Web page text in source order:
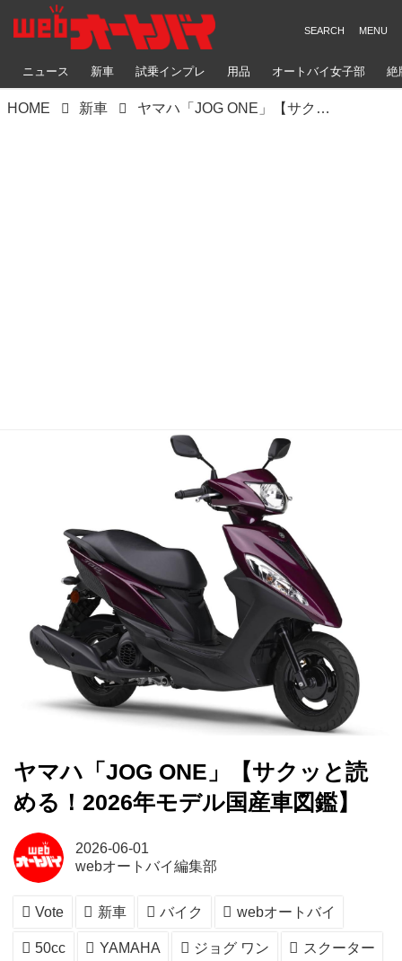
ニュース 新車 試乗インプレ 用品 オートバイ女子部 絶
HOME 新車 ヤマハ「JOG ONE」【サクッと読める！2026年モデル国産車図鑑】
ヤマハ「JOG ONE」【サクッと読
める！2026年モデル国産車図鑑】
2026-06-01
webオートバイ編集部
Vote 新車 バイク webオートバイ
50cc YAMAHA ジョグ ワン スクーター